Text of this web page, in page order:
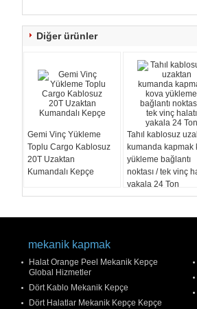
Diğer ürünler
Gemi Vinç Yükleme
Toplu Cargo Kablosuz
20T Uzaktan
Kumandalı Kepçe
Tahıl kablosuz
kumanda kapmak
yükleme bağlantı
noktası / tek vinç
yakala 24 Ton
mekanik kapmak
Halat Orange Peel Mekanik Kepçe
Global Hizmetler
Dört Kablo Mekanik Kepçe
Dört Halatlar Mekanik Kepçe Kepçe